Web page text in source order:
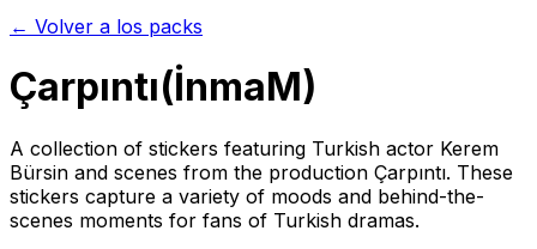
← Volver a los packs
Çarpıntı(İnmaM)
A collection of stickers featuring Turkish actor Kerem
Bürsin and scenes from the production Çarpıntı. These
stickers capture a variety of moods and behind-the-
scenes moments for fans of Turkish dramas.